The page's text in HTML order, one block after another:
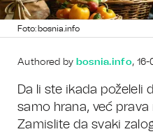
Foto: bosnia.info
Authored by bosnia.info,
Da li ste ikada poželeli
samo hrana, već
Zamislite da svaki